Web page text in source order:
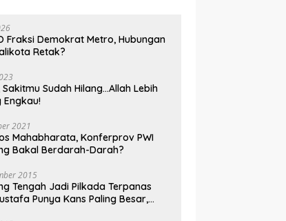
Fraksi Demokrat Metro, Hubungan
Retak?
Sakitmu Sudah Hilang…Allah Lebih
Engkau!
2021
Mahabharata, Konferprov PWI
Bakal Berdarah-Darah?
2015
Tengah Jadi Pilkada Terpanas
Punya Kans Paling Besar,